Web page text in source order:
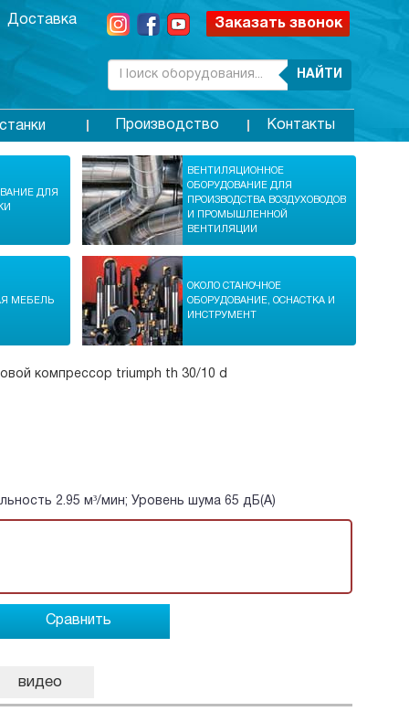
Доставка Заказать звонок
НАЙТИ
Производство Контакты
ДЛЯ
ВЕНТИЛЯЦИОННОЕ
ОБОРУДОВАНИЕ ДЛЯ
ПРОИЗВОДСТВА ВОЗДУХОВОДОВ
И ПРОМЫШЛЕННОЙ
ВЕНТИЛЯЦИИ
МЕБЕЛЬ
ОКОЛО СТАНОЧНОЕ
ОБОРУДОВАНИЕ, ОСНАСТКА И
ИНСТРУМЕНТ
компрессор triumph th 30/10 d
2.95 м³/мин; Уровень шума 65 дБ(А)
Сравнить
видео